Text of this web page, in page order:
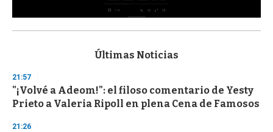
s
d
s
o
f
3
Últimas Noticias
21:57
"¡Volvé a Adeom!": el filoso comentario de Yesty
Prieto a Valeria Ripoll en plena Cena de Famosos
21:26